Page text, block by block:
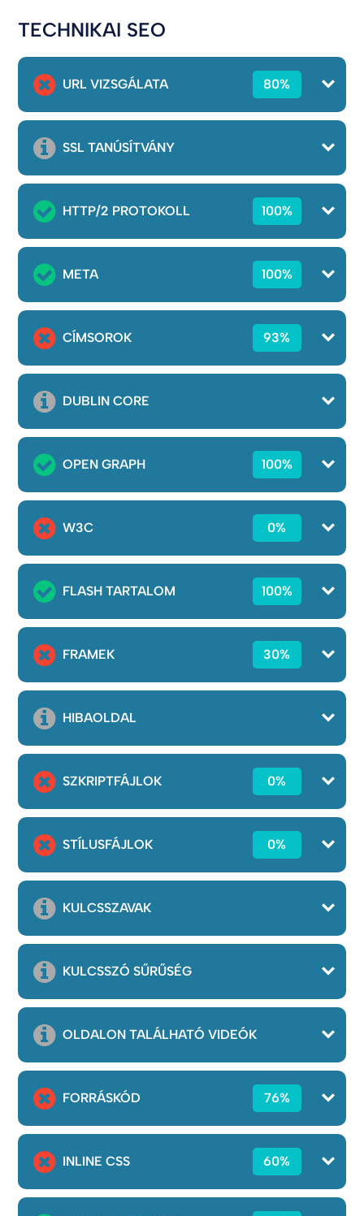
TECHNIKAI SEO
URL VIZSGÁLATA 80%
SSL TANÚSÍTVÁNY
HTTP/2 PROTOKOLL 100%
META 100%
CÍMSOROK 93%
DUBLIN CORE
OPEN GRAPH 100%
W3C 0%
FLASH TARTALOM 100%
FRAMEK 30%
HIBAOLDAL
SZKRIPTFÁJLOK 0%
STÍLUSFÁJLOK 0%
KULCSSZAVAK
KULCSSZÓ SŰRŰSÉG
OLDALON TALÁLHATÓ VIDEÓK
FORRÁSKÓD 76%
INLINE CSS 60%